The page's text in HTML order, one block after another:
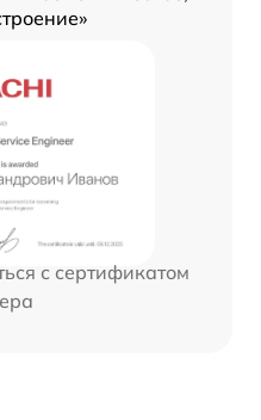
с сертификатом